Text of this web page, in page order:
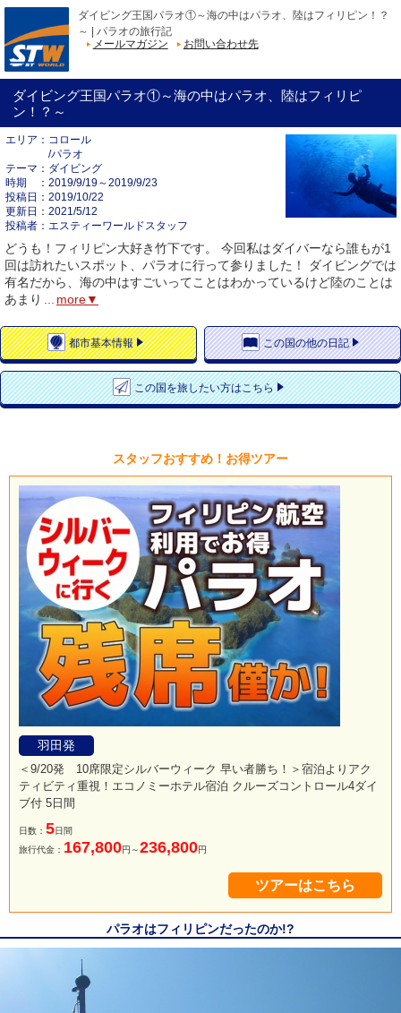
ダイビング王国パラオ①～海の中はパラオ、陸はフィリピン！？
～ | パラオの旅行記
メールマガジン
お問い合わせ先
ダイビング王国パラオ①～海の中はパラオ、陸はフィリピ
ン！？～
エリア
コロール
/パラオ
テーマ
ダイビング
時期
2019/9/19～2019/9/23
投稿日
2019/10/22
更新日
2021/5/12
投稿者
エスティーワールドスタッフ
どうも！フィリピン大好き竹下です。 今回私はダイバーなら誰もが1
回は訪れたいスポット、パラオに行って参りました！ ダイビングでは
有名だから、海の中はすごいってことはわかっているけど陸のことは
あまり
more▼
都市基本情報 この国の他の日記
この国を旅したい方はこちら
スタッフおすすめ！お得ツアー
羽田発
＜9/20発 10席限定シルバーウィーク 早い者勝ち！＞宿泊よりアク
ティビティ重視！エコノミーホテル宿泊 クルーズコントロール4ダイ
ブ付 5日間
日数： 5日間
旅行代金： 167,800円～236,800円
ツアーはこちら
パラオはフィリピンだったのか!?